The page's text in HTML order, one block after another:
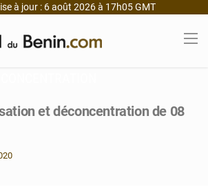
à jour : 6 août 2026 à 17h05 GMT
et déconcentration de 08